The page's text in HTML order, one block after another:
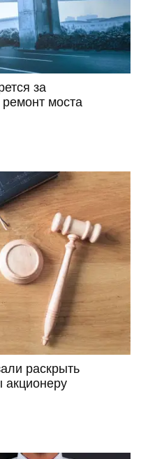
за
моста
раскрыть
акционеру